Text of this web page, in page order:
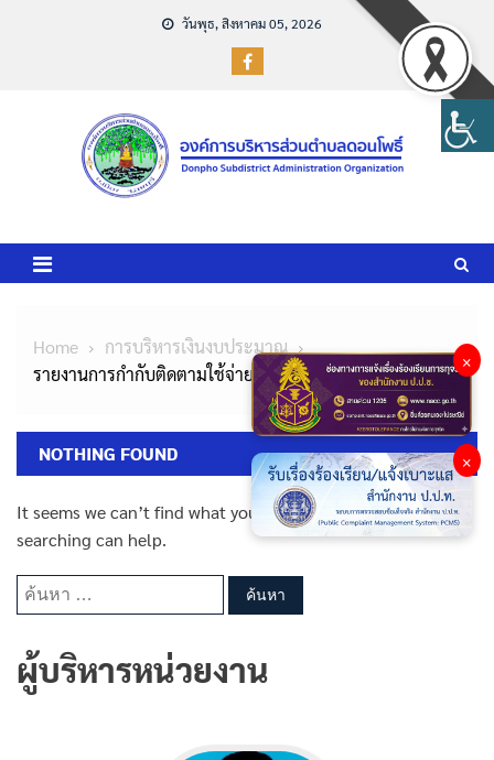
วันพุธ, สิงหาคม 05, 2026
Home
การบริหารเงินงบประมาณ
รายงานการกำกับติดตามใช้จ่ายงบประมาณ รอบ 6 เดือน
NOTHING FOUND
It seems we can’t find what you’re looking for. Perhaps
searching can help.
ค้นหา
สำหรับ:
ผู้บริหารหน่วยงาน
×
×